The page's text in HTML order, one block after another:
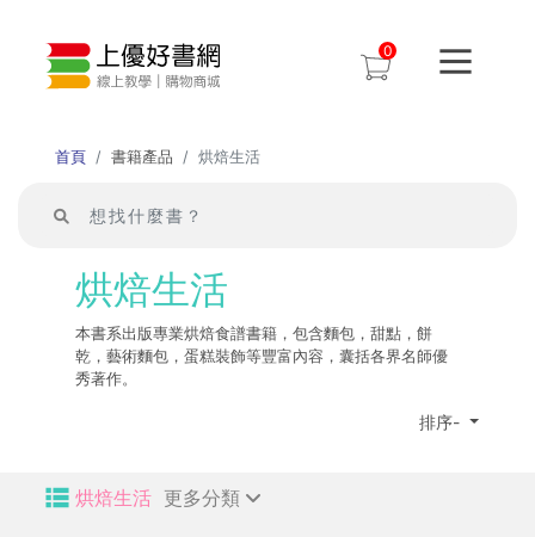
0
首頁 書籍產品 烘焙生活
烘焙生活
本書系出版專業烘焙食譜書籍，包含麵包，甜點，餅
乾，藝術麵包，蛋糕裝飾等豐富內容，囊括各界名師優
秀著作。
排序-
烘焙生活 更多分類